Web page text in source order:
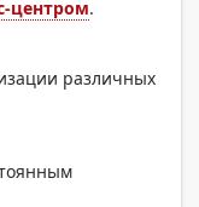
центром.
различных